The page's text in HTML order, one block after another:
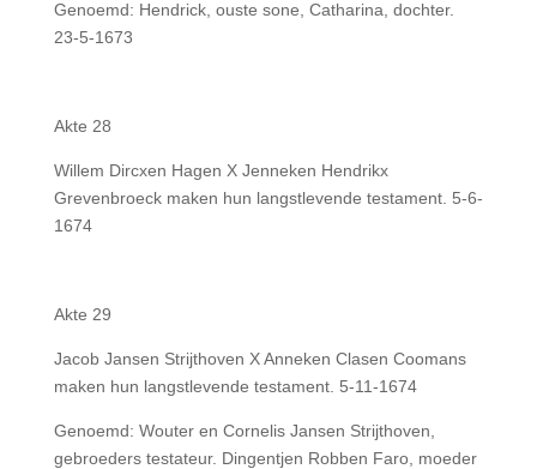
Genoemd: Hendrick, ouste sone, Catharina, dochter.
23-5-1673
Akte 28
Willem Dircxen Hagen X Jenneken Hendrikx
Grevenbroeck maken hun langstlevende testament. 5-6-
1674
Akte 29
Jacob Jansen Strijthoven X Anneken Clasen Coomans
maken hun langstlevende testament. 5-11-1674
Genoemd: Wouter en Cornelis Jansen Strijthoven,
gebroeders testateur. Dingentjen Robben Faro, moeder